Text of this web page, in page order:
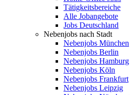
Tätigkeitsbereiche
Alle Jobangebote
Jobs Deutschland
Nebenjobs nach Stadt
Nebenjobs München
Nebenjobs Berlin
Nebenjobs Hamburg
Nebenjobs Köln
Nebenjobs Frankfurt
Nebenjobs Leipzig